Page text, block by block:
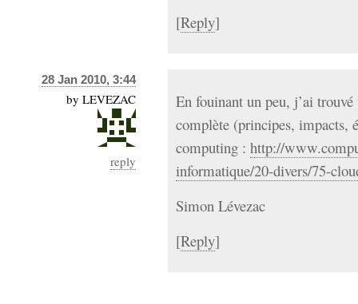
[Reply]
28 Jan 2010, 3:44
by LEVEZAC
reply
En fouinant un peu, j’ai trouvé
complète (principes, impacts,
computing : http://
informatique/20-divers/75-
Simon Lévezac
[Reply]